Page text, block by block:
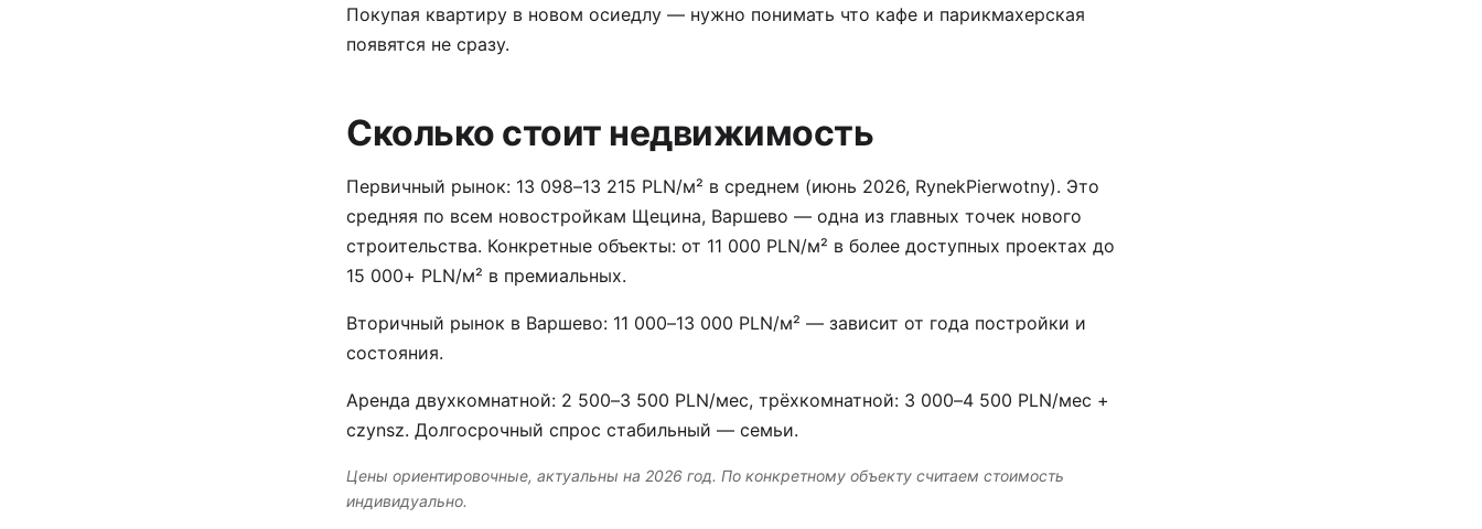
Покупая квартиру в новом осиедлу — нужно понимать что кафе и парикмахерская
появятся не сразу.
Сколько стоит недвижимость
Первичный рынок: 13 098–13 215 PLN/м² в среднем (июнь 2026, RynekPierwotny). Это
средняя по всем новостройкам Щецина, Варшево — одна из главных точек нового
строительства. Конкретные объекты: от 11 000 PLN/м² в более доступных проектах до
15 000+ PLN/м² в премиальных.
Вторичный рынок в Варшево: 11 000–13 000 PLN/м² — зависит от года постройки и
состояния.
Аренда двухкомнатной: 2 500–3 500 PLN/мес, трёхкомнатной: 3 000–4 500 PLN/мес +
czynsz. Долгосрочный спрос стабильный — семьи.
Цены ориентировочные, актуальны на 2026 год. По конкретному объекту считаем стоимость
индивидуально.